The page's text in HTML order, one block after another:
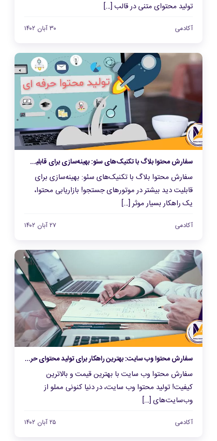
تولید محتوای متنی در قالب […]
آکادمی ۳۰ آبان ۱۴۰۲
سفارش محتوا بلاگ با تکنیک‌های سئو: بهینه‌سازی برای قابلیت دید بیشتر در موتورهای جستجو
سفارش محتوا بلاگ با تکنیک‌های سئو: بهینه‌سازی برای
قابلیت دید بیشتر در موتورهای جستجو! بازاریابی محتوا،
یک راهکار بسیار موثر […]
آکادمی ۲۷ آبان ۱۴۰۲
سفارش محتوا وب سایت: بهترین راهکار برای تولید محتوای حرفه‌ای و منحصربفرد
سفارش محتوا وب سایت با بهترین قیمت و بالاترین
کیفیت! تولید محتوا وب سایت، در دنیا کنونی مملو از
وب‌سایت‌های […]
آکادمی ۲۵ آبان ۱۴۰۲